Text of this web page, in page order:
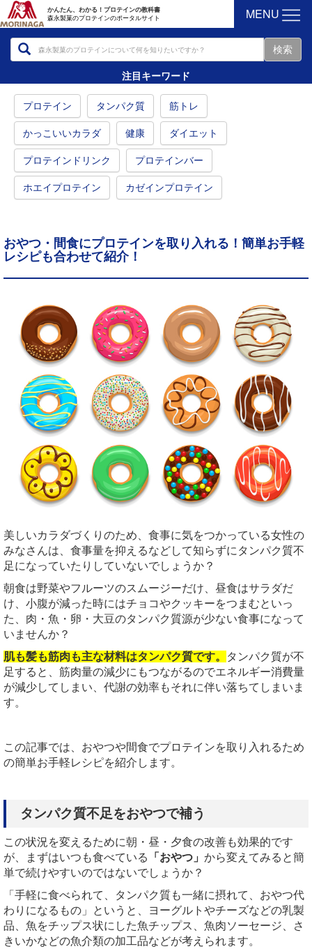
かんたん、わかる！プロテインの教科書
森永製菓のプロテインのポータルサイト
MENU
注目キーワード
プロテイン タンパク質 筋トレ
かっこいいカラダ 健康 ダイエット
プロテインドリンク プロテインバー
ホエイプロテイン カゼインプロテイン
おやつ・間食にプロテインを取り入れる！簡単お手軽
レシピも合わせて紹介！
美しいカラダづくりのため、食事に気をつかっている女性の
みなさんは、食事量を抑えるなどして知らずにタンパク質不
足になっていたりしていないでしょうか？
朝食は野菜やフルーツのスムージーだけ、昼食はサラダだ
け、小腹が減った時にはチョコやクッキーをつまむといっ
た、肉・魚・卵・大豆のタンパク質源が少ない食事になって
いませんか？
肌も髪も筋肉も主な材料はタンパク質です。
タンパク質が不
足すると、筋肉量の減少にもつながるのでエネルギー消費量
が減少してしまい、代謝の効率もそれに伴い落ちてしまいま
す。
この記事では、おやつや間食でプロテインを取り入れるため
の簡単お手軽レシピを紹介します。
タンパク質不足をおやつで補う
この状況を変えるために朝・昼・夕食の改善も効果的です
が、まずはいつも食べている
「おやつ」 から変えてみると簡
単で続けやすいのではないでしょうか？
「手軽に食べられて、タンパク質も一緒に摂れて、おやつ代
わりになるもの」というと、ヨーグルトやチーズなどの乳製
品、魚をチップス状にした魚チップス、魚肉ソーセージ、さ
きいかなどの魚介類の加工品などが考えられます。